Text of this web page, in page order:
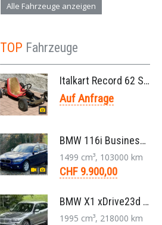
Alle Fahrzeuge anzeigen
TOP Fahrzeuge
Italkart Record 62 Sidewinder 1961 Rennkart, Parilla V11 Thunderbolt Motor
Auf Anfrage
BMW 116i Business 1er F20 Limousine 1.5 6-Gang 2016
1499 cm³, 103000 km
CHF 9.900,00
BMW X1 xDrive23d E84 204 PS Steptronic Panorama Navi Leder PDC 2011
1995 cm³, 218000 km